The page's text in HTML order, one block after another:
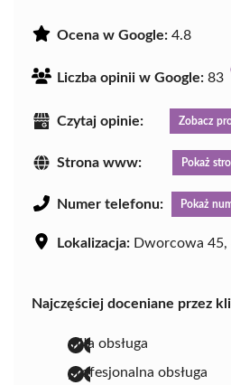
Ocena w Google: 4.8
Liczba opinii w Google: 83
Czytaj opinie: Zobacz
Strona www: Pokaż
Numer telefonu: Pokaż
Lokalizacja: Dworcowa 45,
Najczęściej doceniane przez
miła obsługa
profesjonalna obsługa